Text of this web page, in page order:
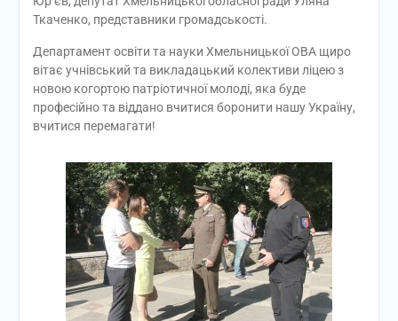
Ткаченко, представники громадськості.
Департамент освіти та науки Хмельницької ОВА щиро
вітає учнівський та викладацький колективи ліцею з
новою когортою патріотичної молоді, яка буде
професійно та віддано вчитися боронити нашу Україну,
вчитися перемагати!